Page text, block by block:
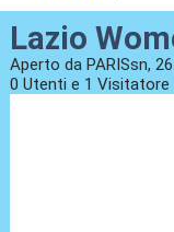
Lazio
Aperto da PARISsn,
0 Utenti e 1